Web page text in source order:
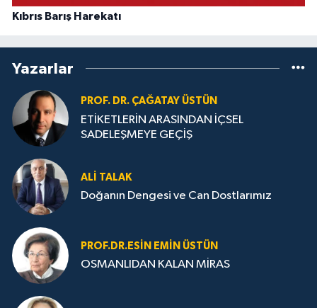
Kıbrıs Barış Harekatı
Yazarlar
PROF. DR. ÇAĞATAY ÜSTÜN
ETİKETLERİN ARASINDAN İÇSEL
SADELEŞMEYE GEÇİŞ
ALI TALAK
Doğanın Dengesi ve Can Dostlarımız
PROF.DR.ESIN EMIN ÜSTÜN
OSMANLIDAN KALAN MİRAS